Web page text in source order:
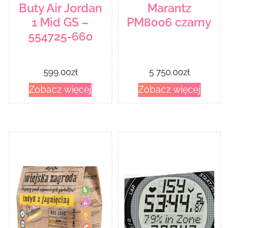
Buty Air Jordan
1 Mid GS –
554725-660
599.00zł
Zobacz więcej
Marantz
PM8006 czarny
5 750.00zł
Zobacz więcej